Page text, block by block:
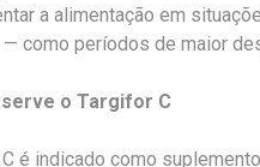
a alimentação em
como períodos de maior
serve o Targifor C
é indicado como